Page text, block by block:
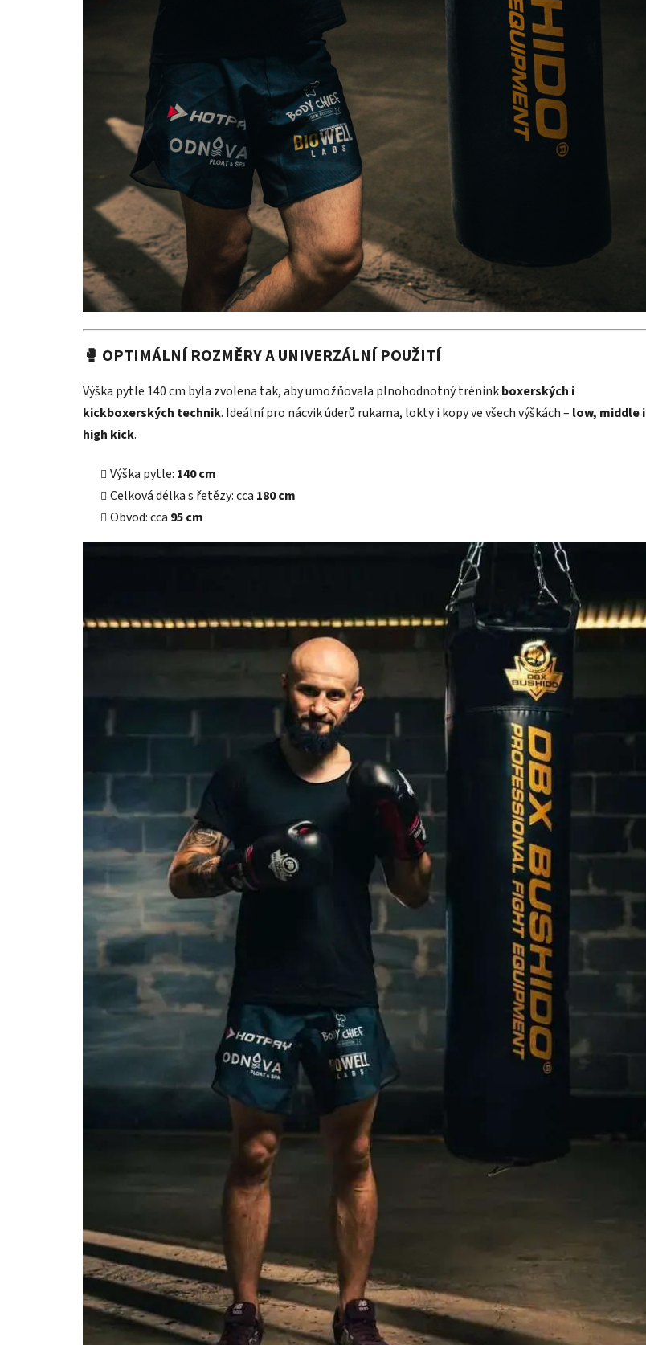
🥊 OPTIMÁLNÍ ROZMĚRY A UNIVERZÁLNÍ POUŽITÍ
Výška pytle 140 cm byla zvolena tak, aby umožňovala plnohodnotný tréninkboxerských i
kickboxerských technik. Ideální pro nácvik úderů rukama, lokty i kopy ve všech výškách – low, middle i
high kick.
Výška pytle: 140 cm
Celková délka s řetězy: cca 180 cm
Obvod: cca 95 cm